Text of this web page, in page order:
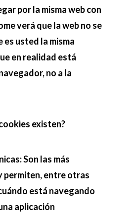
por la misma web con
verá que la web no se
es usted la misma
en realidad está
no a la
existen?
Son las más
permiten, entre otras
está navegando
aplicación